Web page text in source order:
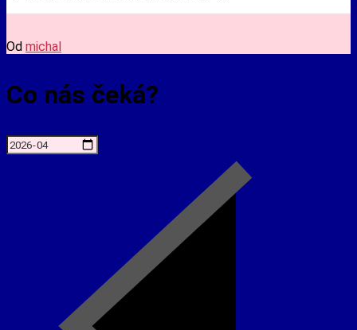
Od michal
Co nás čeká?